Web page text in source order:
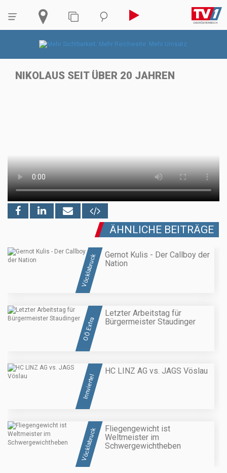
NIKOLAUS SEIT ÜBER 20 JAHREN
ÄHNLICHE BEITRÄGE
Vöcklabruck
Gernot Kulis - Der Callboy der
Nation
OÖ Extra
Letzter Arbeitstag für
Bürgermeister Staudinger
Innviertel
HC LINZ AG vs. JAGS Vöslau
Vöcklabruck
Fliegengewicht ist
Weltmeister im
Schwergewichtheben